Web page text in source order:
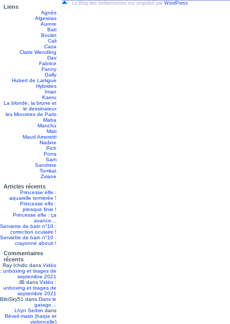
Liens
Agnès
Algesiras
Aurore
Bati
Boulet
Cali
Caza
Claire Wendling
Dav
Fabrice
Fanny
Gally
Hubert de Lartigue
Hybrides
Iman
Kaeru
La blonde, la brune et
le dessinateur
les Monstres de Paris
Maba
Manchu
Mati
Maud Amoretti
Nadine
Pich
Pona
Sam
Sandrine
Tomkat
Zviane
Articles récents
Princesse elfe :
aquarelle terminée !
Princesse elfe :
presque finie !
Princesse elfe : ça
avance…
Serviette de bain n°10 :
correction oculaire !
Serviette de bain n°10 :
crayonné abouti !
Commentaires
récents
Ray Ichido dans Vidéo
: unboxing et tirages de
septembre 2021
JB dans Vidéo :
unboxing et tirages de
septembre 2021
BibiSky51 dans Dans le
garage…
Lhyn Sedrin dans
Réveil matin (harpe et
violoncelle)
Le Blog des bellaminettes est propulsé par WordPress.